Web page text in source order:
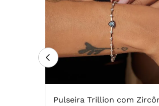
Pulseira Trillion com